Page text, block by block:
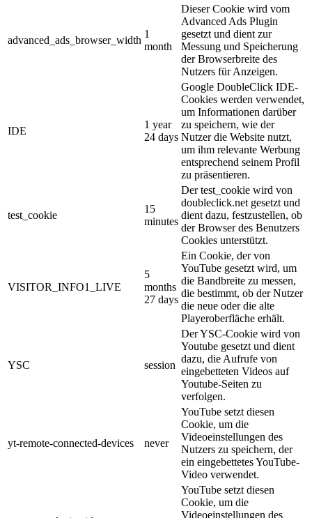
advanced_ads_browser_width
1
month
Dieser Cookie wird vom
Advanced Ads Plugin
gesetzt und dient zur
Messung und Speicherung
der Browserbreite des
Nutzers für Anzeigen.
IDE
1 year
24 days
Google DoubleClick IDE-
Cookies werden verwendet,
um Informationen darüber
zu speichern, wie der
Nutzer die Website nutzt,
um ihm relevante Werbung
entsprechend seinem Profil
zu präsentieren.
test_cookie
15
minutes
Der test_cookie wird von
doubleclick.net gesetzt und
dient dazu, festzustellen, ob
der Browser des Benutzers
Cookies unterstützt.
VISITOR_INFO1_LIVE
5
months
27 days
Ein Cookie, der von
YouTube gesetzt wird, um
die Bandbreite zu messen,
die bestimmt, ob der Nutzer
die neue oder die alte
Playeroberfläche erhält.
YSC session
Der YSC-Cookie wird von
Youtube gesetzt und dient
dazu, die Aufrufe von
eingebetteten Videos auf
Youtube-Seiten zu
verfolgen.
yt-remote-connected-devices never
YouTube setzt diesen
Cookie, um die
Videoeinstellungen des
Nutzers zu speichern, der
ein eingebettetes YouTube-
Video verwendet.
YouTube setzt diesen
Cookie, um die
Videoeinstellungen des